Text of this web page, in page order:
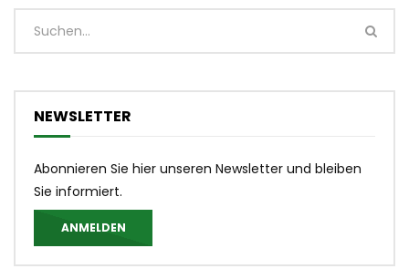
NEWSLETTER
Abonnieren Sie hier unseren Newsletter und bleiben
Sie informiert.
ANMELDEN